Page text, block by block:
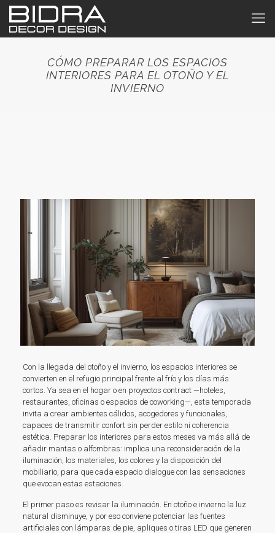
CÓMO PREPARAR LOS ESPACIOS
INTERIORES PARA EL OTOÑO Y EL
INVIERNO
Con la llegada del otoño y el invierno, los espacios interiores se
convierten en el refugio principal frente al frío y los días más
cortos. Ya sea en el hogar o en proyectos contract —hoteles,
restaurantes, oficinas o espacios de coworking—, esta temporada
invita a crear ambientes cálidos, acogedores y funcionales,
capaces de transmitir confort sin perder estilo ni coherencia
estética. Preparar los interiores para estos meses va más allá de
añadir mantas o alfombras: implica una reconsideración de la
iluminación, los materiales, los colores y la disposición del
mobiliario, para que cada espacio dialogue con las sensaciones
que evocan estas estaciones.
El primer paso es revisar la iluminación. En otoño e invierno la luz
natural disminuye, y por eso conviene potenciar las fuentes
artificiales con lámparas de pie, apliques o tiras LED que generen